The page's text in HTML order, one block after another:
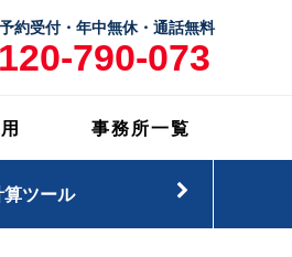
約受付・年中無休・通話無料
790-073
事務所一覧
ツール